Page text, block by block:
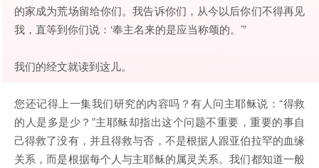
的家成为荒场留给你们。我告诉你们，从今以后你们不得再见
我，直等到你们说：‘奉主名来的是应当称颂的。’”
我们的经文就读到这儿。
您还记得上一集我们研究的内容吗？有人问主耶稣说：“得救
的人是多是少？”主耶稣却指出这个问题不重要，重要的事自
己得救了没有，并且得救与否，不是根据人跟亚伯拉罕的血缘
关系，而是根据每个人与主耶稣的属灵关系。我们都知道一般